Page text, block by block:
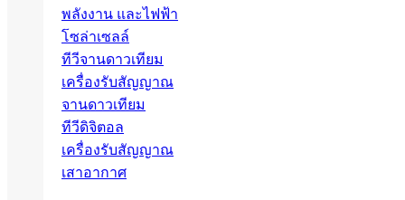
พลังงาน และไฟฟ้า
โซล่าเซลล์
ทีวีจานดาวเทียม
เครื่องรับสัญญาณ
จานดาวเทียม
ทีวีดิจิตอล
เครื่องรับสัญญาณ
เสาอากาศ